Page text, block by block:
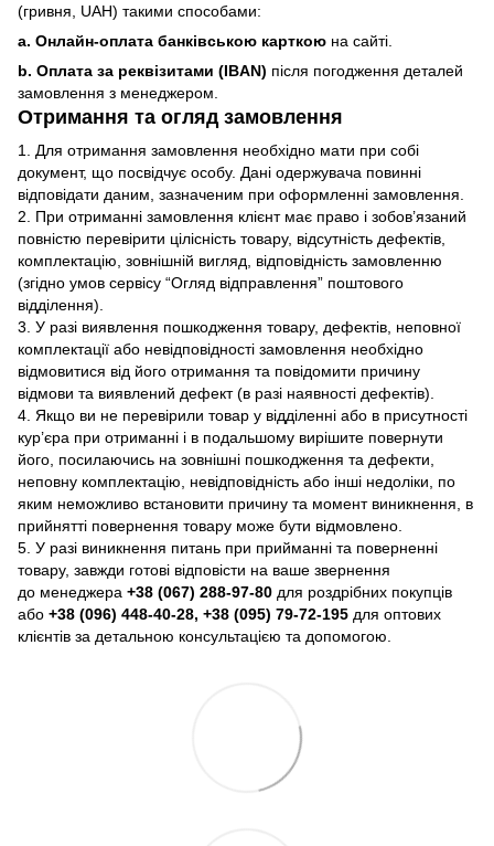
(гривня, UAH) такими способами:
a. Онлайн-оплата банківською карткою на сайті.
b. Оплата за реквізитами (IBAN) після погодження деталей
замовлення з менеджером.
Отримання та огляд замовлення
1. Для отримання замовлення необхідно мати при собі
документ, що посвідчує особу. Дані одержувача повинні
відповідати даним, зазначеним при оформленні замовлення.
2. При отриманні замовлення клієнт має право і зобов’язаний
повністю перевірити цілісність товару, відсутність дефектів,
комплектацію, зовнішній вигляд, відповідність замовленню
(згідно умов сервісу “Огляд відправлення” поштового
відділення).
3. У разі виявлення пошкодження товару, дефектів, неповної
комплектації або невідповідності замовлення необхідно
відмовитися від його отримання та повідомити причину
відмови та виявлений дефект (в разі наявності дефектів).
4. Якщо ви не перевірили товар у відділенні або в присутності
кур’єра при отриманні і в подальшому вирішите повернути
його, посилаючись на зовнішні пошкодження та дефекти,
неповну комплектацію, невідповідність або інші недоліки, по
яким неможливо встановити причину та момент виникнення, в
прийнятті повернення товару може бути відмовлено.
5. У разі виникнення питань при прийманні та поверненні
товару, завжди готові відповісти на ваше звернення
до менеджера +38 (067) 288-97-80 для роздрібних покупців
або +38 (096) 448-40-28, +38 (095) 79-72-195 для оптових
клієнтів за детальною консультацією та допомогою.